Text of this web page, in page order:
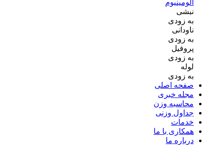
آلومینیوم
نبشی
به زودی
ناودانی
به زودی
پروفیل
به زودی
لوله
به زودی
صفحه اصلی
مجله خبری
محاسبه وزن
جداول وزنی
خدمات
همکاری با ما
درباره ما